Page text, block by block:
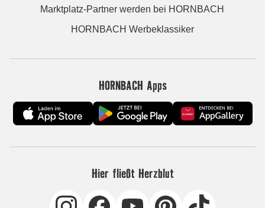
Marktplatz-Partner werden bei HORNBACH
HORNBACH Werbeklassiker
HORNBACH Apps
Hier fließt Herzblut